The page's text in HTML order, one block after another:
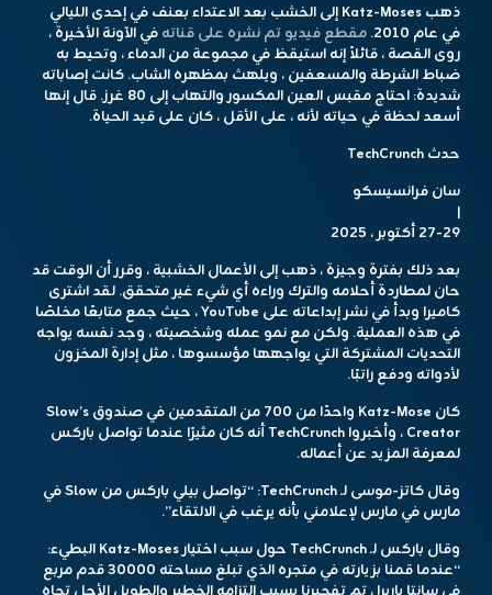
ذهب Katz-Moses إلى الخشب بعد الاعتداء بعنف في إحدى الليالي
في عام 2010.
مقطع فيديو تم نشره على قناتهفي الآونة الأخيرة ،
روى القصة ، قائلاً إنه استيقظ في مجموعة من الدماء ، وتحيط به
ضباط الشرطة والمسعفين ، ويلهث بمظهره الشاب. كانت إصاباته
شديدة: احتاج مقبس العين المكسور والتهاب إلى 80 غرز. قال إنها
أسعد لحظة في حياته لأنه ، على الأقل ، كان على قيد الحياة.
حدث TechCrunch
سان فرانسيسكو
|
27-29 أكتوبر ، 2025
بعد ذلك بفترة وجيزة ، ذهب إلى الأعمال الخشبية ، وقرر أن الوقت قد
حان لمطاردة أحلامه والترك وراءه أي شيء غير متحقق. لقد اشترى
كاميرا وبدأ في نشر إبداعاته على YouTube ، حيث جمع متابعًا مخلصًا
في هذه العملية. ولكن مع نمو عمله وشخصيته ، وجد نفسه يواجه
التحديات المشتركة التي يواجهها مؤسسوها ، مثل إدارة المخزون
لأدواته ودفع راتبًا.
كان Katz-Mose واحدًا من 700 من المتقدمين في صندوق Slow’s
Creator ، وأخبروا TechCrunch أنه كان مثيرًا عندما تواصل باركس
لمعرفة المزيد عن أعماله.
وقال كاتز-موسى لـ TechCrunch: “تواصل بيلي باركس من Slow في
مارس في مارس لإعلامني بأنه يرغب في الالتقاء”.
وقال باركس لـ TechCrunch حول سبب اختيار Katz-Moses البطيء:
“عندما قمنا بزيارته في متجره الذي تبلغ مساحته 30000 قدم مربع